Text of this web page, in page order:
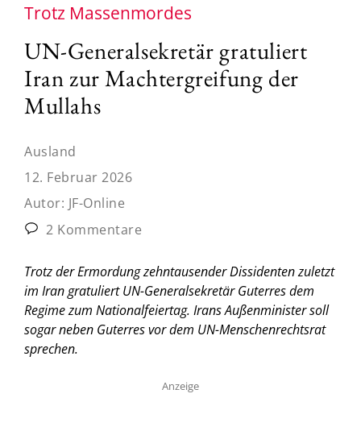
Trotz Massenmordes
UN-Generalsekretär gratuliert
Iran zur Machtergreifung der
Mullahs
Ausland
12. Februar 2026
Autor: JF-Online
2 Kommentare
Trotz der Ermordung zehntausender Dissidenten zuletzt
im Iran gratuliert UN-Generalsekretär Guterres dem
Regime zum Nationalfeiertag. Irans Außenminister soll
sogar neben Guterres vor dem UN-Menschenrechtsrat
sprechen.
Anzeige